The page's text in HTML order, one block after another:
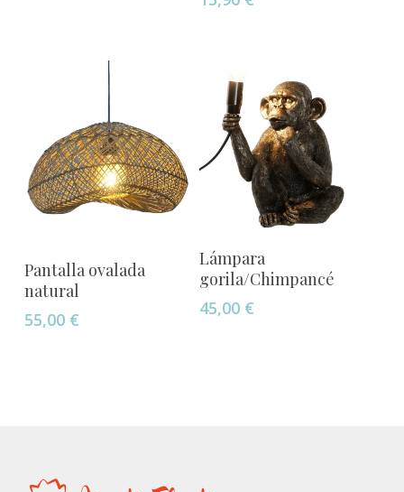
elegir
en
la
página
productoAñadir Al Carrito
Pantalla ovalada
natural
55,00 €
Lámpara
gorila/Chimpancé
45,00 €